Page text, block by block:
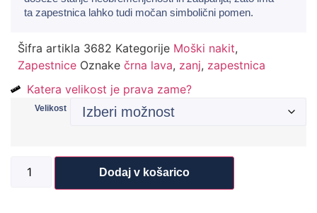
ta zapestnica lahko tudi močan simbolični pomen.
Šifra artikla 3682 Kategorije Moški nakit,
Zapestnice Oznake črna lava, zanj, zapestnica
Katera velikost je prava zame?
Velikost
Dodaj v košarico